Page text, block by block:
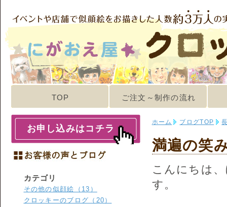
TOP ご注文～制作の流れ
ホーム ブログTOP
満遍の笑
こんにちは
す。
お申し込みはコチラ
カテゴリ
その他の似顔絵（13）
クロッキーのブログ（20）